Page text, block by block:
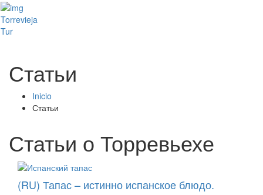
Torrevieja
Tur
Статьи
Inicio
Статьи
Статьи о Торревьехе
(RU) Тапас – истинно испанское блюдо.